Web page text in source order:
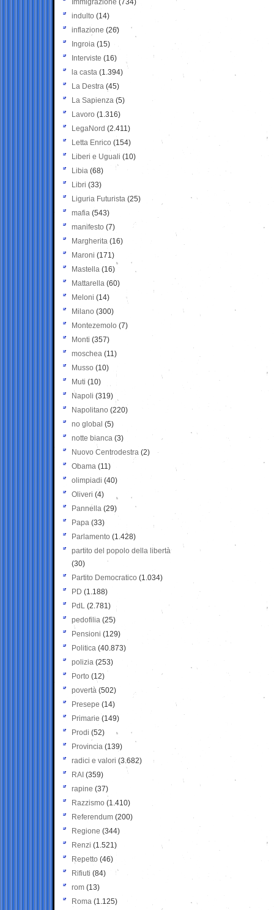
Immigrazione (734)
indulto (14)
inflazione (26)
Ingroia (15)
Interviste (16)
la casta (1.394)
La Destra (45)
La Sapienza (5)
Lavoro (1.316)
LegaNord (2.411)
Letta Enrico (154)
Liberi e Uguali (10)
Libia (68)
Libri (33)
Liguria Futurista (25)
mafia (543)
manifesto (7)
Margherita (16)
Maroni (171)
Mastella (16)
Mattarella (60)
Meloni (14)
Milano (300)
Montezemolo (7)
Monti (357)
moschea (11)
Musso (10)
Muti (10)
Napoli (319)
Napolitano (220)
no global (5)
notte bianca (3)
Nuovo Centrodestra (2)
Obama (11)
olimpiadi (40)
Oliveri (4)
Pannella (29)
Papa (33)
Parlamento (1.428)
partito del popolo della libertà
(30)
Partito Democratico (1.034)
PD (1.188)
PdL (2.781)
pedofilia (25)
Pensioni (129)
Politica (40.873)
polizia (253)
Porto (12)
povertà (502)
Presepe (14)
Primarie (149)
Prodi (52)
Provincia (139)
radici e valori (3.682)
RAI (359)
rapine (37)
Razzismo (1.410)
Referendum (200)
Regione (344)
Renzi (1.521)
Repetto (46)
Rifiuti (84)
rom (13)
Roma (1.125)